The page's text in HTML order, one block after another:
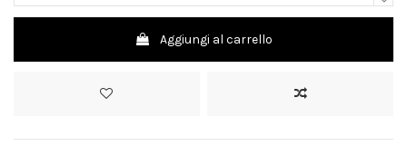
Aggiungi al carrello